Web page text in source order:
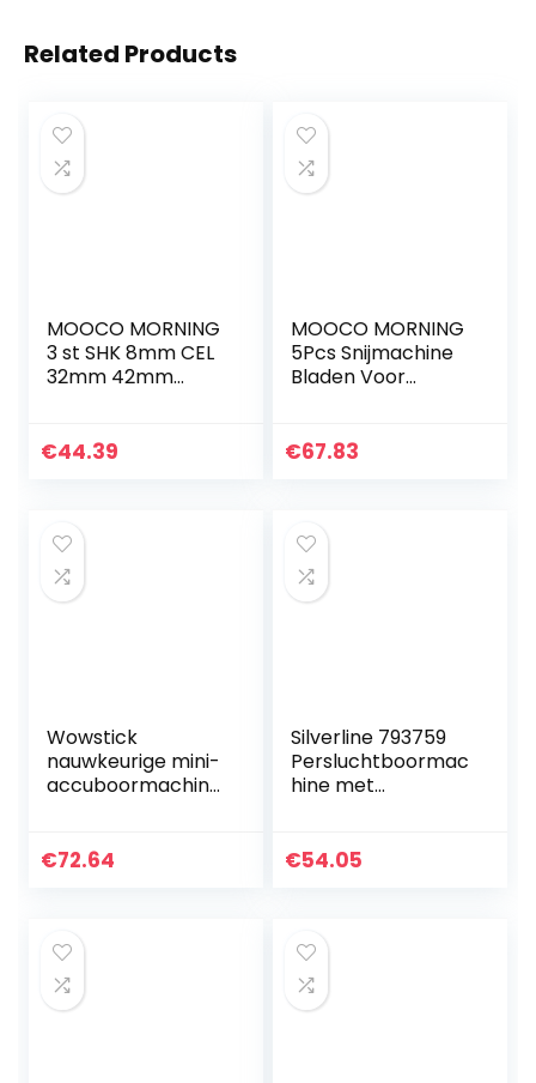
Related Products
MOOCO MORNING
3 st SHK 8mm CEL
32mm 42mm
Een Fluit Spiraal
€44.39
MOOCO MORNING
5Pcs Snijmachine
Bladen Voor
Cutter Mes Foto
Board PVC Acryl
€67.83
Wowstick
nauwkeurige mini-
accuboormachine,
naar ontwerp van
€72.64
Silverline 793759
Persluchtboormac
hine met
€54.05